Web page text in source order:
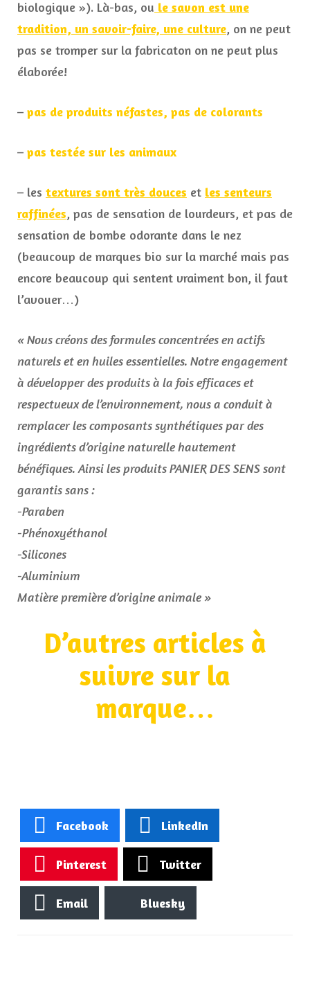
biologique »). Là-bas, ou le savon est une
tradition, un savoir-faire, une culture, on ne peut
pas se tromper sur la fabricaton on ne peut plus
élaborée!
– pas de produits néfastes, pas de colorants
– pas testée sur les animaux
– les textures sont très douces et les senteurs
raffinées, pas de sensation de lourdeurs, et pas de
sensation de bombe odorante dans le nez
(beaucoup de marques bio sur la marché mais pas
encore beaucoup qui sentent vraiment bon, il faut
l’avouer…)
« Nous créons des formules concentrées en actifs
naturels et en huiles essentielles. Notre engagement
à développer des produits à la fois efficaces et
respectueux de l’environnement, nous a conduit à
remplacer les composants synthétiques par des
ingrédients d’origine naturelle hautement
bénéfiques. Ainsi les produits PANIER DES SENS sont
garantis sans :
-Paraben
-Phénoxyéthanol
-Silicones
-Aluminium
Matière première d’origine animale »
D’autres articles à
suivre sur la
marque…
Facebook LinkedIn
Pinterest Twitter
Email Bluesky